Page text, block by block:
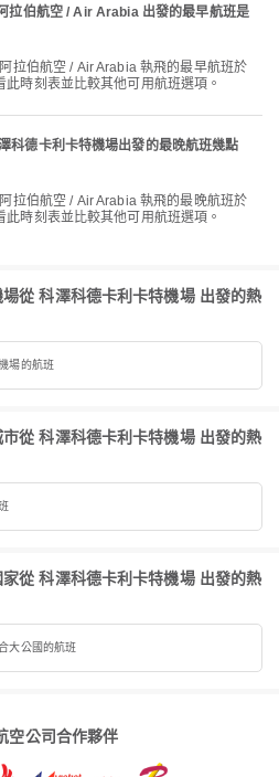
拉伯航空 / Air Arabia 出發的最早航班是
時刻表並比較其他可用航班選項。
科德卡利卡特機場出發的最晚航班幾點
時刻表並比較其他可用航班選項。
從 科澤科德卡利卡特機場 出發的熱
場的航班
從 科澤科德卡利卡特機場 出發的熱
從 科澤科德卡利卡特機場 出發的熱
大公國的航班
空公司合作夥伴